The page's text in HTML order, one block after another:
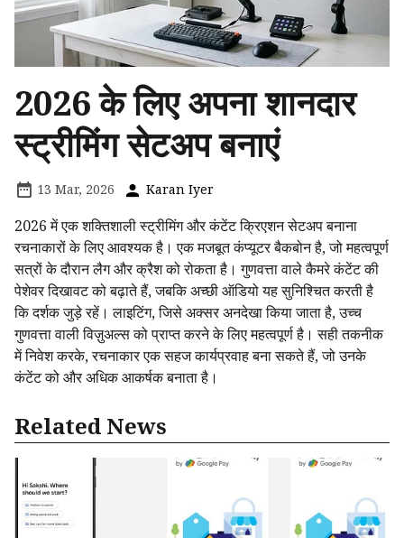
2026 के लिए अपना शानदार
स्ट्रीमिंग सेटअप बनाएं
13 Mar, 2026 Karan Iyer
2026 में एक शक्तिशाली स्ट्रीमिंग और कंटेंट क्रिएशन सेटअप बनाना
रचनाकारों के लिए आवश्यक है। एक मजबूत कंप्यूटर बैकबोन है, जो महत्वपूर्ण
सत्रों के दौरान लैग और क्रैश को रोकता है। गुणवत्ता वाले कैमरे कंटेंट की
पेशेवर दिखावट को बढ़ाते हैं, जबकि अच्छी ऑडियो यह सुनिश्चित करती है
कि दर्शक जुड़े रहें। लाइटिंग, जिसे अक्सर अनदेखा किया जाता है, उच्च
गुणवत्ता वाली विज़ुअल्स को प्राप्त करने के लिए महत्वपूर्ण है। सही तकनीक
में निवेश करके, रचनाकार एक सहज कार्यप्रवाह बना सकते हैं, जो उनके
कंटेंट को और अधिक आकर्षक बनाता है।
Related News